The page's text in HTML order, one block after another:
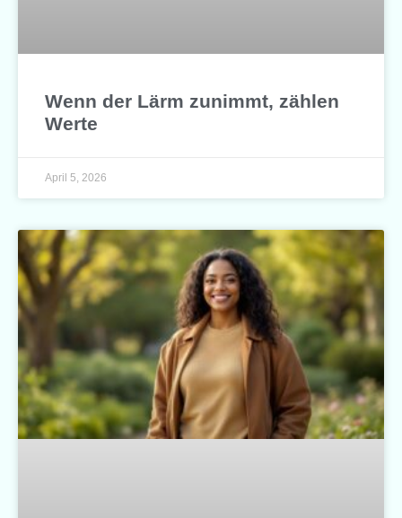
Wenn der Lärm zunimmt, zählen
Werte
April 5, 2026